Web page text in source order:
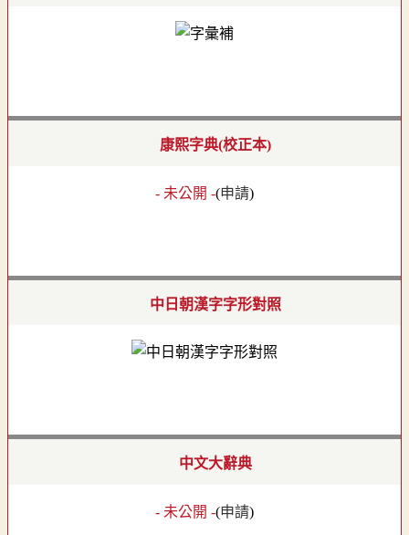
康熙字典(校正本)
- 未公開 -(申請)
中日朝漢字字形對照
中文大辭典
- 未公開 -(申請)